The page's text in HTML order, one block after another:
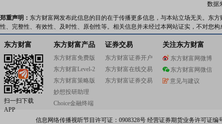
数据
郑重声明： 东方财富网发布此信息的目的在于传播更多信息，与本站立场无关。东
性、完整性、有效性、及时性、原创性等。相关信息并未经过本网站证实，不对您
东方财富
扫一扫下载
APP
东方财富产品
东方财富免费版
东方财富Level-2
东方财富策略版
妙想投研助理
Choice金融终端
证券交易
东方财富证券开户
东方财富在线交易
东方财富证券交易
关注东方财富
东方财富网微博
东方财富网微信
意见与建议
信息网络传播视听节目许可证：0908328号 经营证券期货业务许可证编